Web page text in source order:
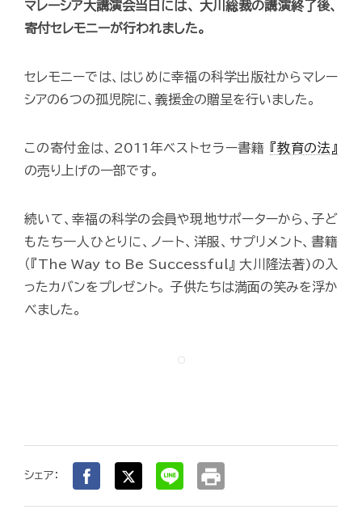
マレーシア大講演会当日には、 大川総裁の講演終了後、
寄付セレモニーが行われました。
セレモニーでは、はじめに幸福の科学出版社からマレー
シアの6つの孤児院に、義援金の贈呈を行いました。
この寄付金は、2011年ベストセラー書籍 『教育の法』
の売り上げの一部です。
続いて、幸福の科学の会員や現地サポーターから、子ど
もたち一人ひとりに、ノート、洋服、サプリメント、書籍
（『The Way to Be Successful』 大川隆法著)の入
ったカバンをプレゼント。 子供たちは満面の笑みを浮か
べました。
シェア： print